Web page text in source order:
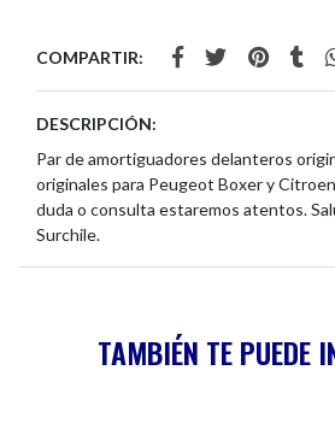
COMPARTIR:
DESCRIPCIÓN:
Par de amortiguadores delanteros
originales para Peugeot Boxer y
duda o consulta estaremos atentos.
Surchile.
TAMBIÉN TE PUEDE